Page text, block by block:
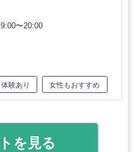
〜20:00
体験あり 女性もおすすめ
を見る